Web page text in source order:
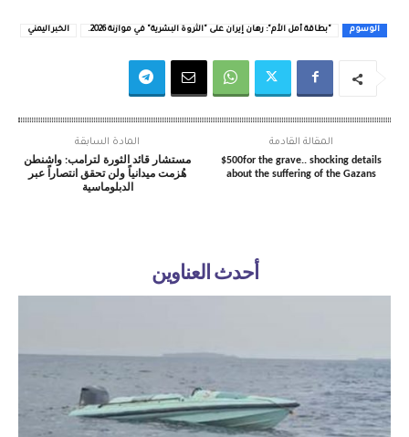
الوسوم "بطاقة أمل الأم": رهان إيران على "الثروة البشرية" في موازنة 2026. الخبر اليمني
المادة السابقة
مستشار قائد الثورة لترامب: واشنطن
هُزمت ميدانياً ولن تحقق انتصاراً عبر
الدبلوماسية
المقالة القادمة
$500for the grave.. shocking details
about the suffering of the Gazans
أحدث العناوين